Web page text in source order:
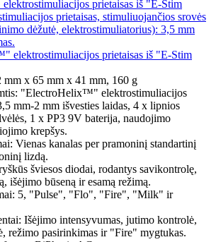
prietaisas iš "E-Stim
prietaisas, stimuliuojančios srovės
dėžutė, elektrostimuliatorius): 3,5 mm
elektrostimuliacijos prietaisas iš "E-Stim
mm x 65 mm x 41 mm, 160 g
"ElectroHelix™" elektrostimuliacijos
mm-2 mm išvesties laidas, 4 x lipnios
1 x PP3 9V baterija, naudojimo
krepšys.
Vienas kanalas per pramoninį standartinį
lizdą.
šviesos diodai, rodantys savikontrolę,
išėjimo būseną ir esamą režimą.
5, "Pulse", "Flo", "Fire", "Milk" ir
Išėjimo intensyvumas, jutimo kontrolė,
režimo pasirinkimas ir "Fire" mygtukas.